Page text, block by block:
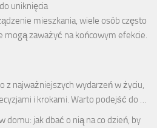
uniknięcia
mieszkania, wiele osób często
mogą zaważyć na końcowym efekcie.
z najważniejszych wydarzeń w życiu,
i krokami. Warto podejść do …
domu: jak dbać o nią na co dzień, by